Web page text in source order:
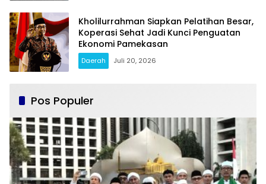
Kholilurrahman Siapkan Pelatihan Besar,
Koperasi Sehat Jadi Kunci Penguatan
Ekonomi Pamekasan
Daerah Juli 20, 2026
Pos Populer